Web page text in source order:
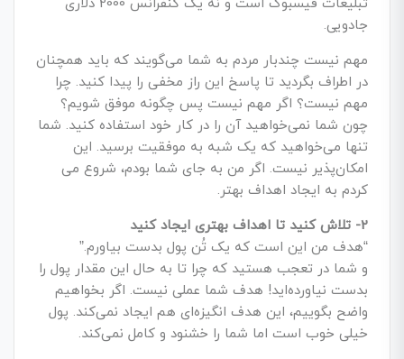
تبلیغات فیسبوک است و نه یک کنفرانس 2000 دلاری
جادویی.
مهم نیست چندبار مردم به شما می‌گویند که باید همچنان
در اطراف بگردید تا پاسخ این راز مخفی را پیدا کنید. چرا
مهم نیست؟ اگر مهم نیست پس چگونه موفق شویم؟
چون شما نمی­‌خواهید آن را در کار خود استفاده کنید. شما
تنها می­‌خواهید که یک شبه به موفقیت برسید. این
امکان‌­پذیر نیست. اگر من به جای شما بودم، شروع می­‌
کردم به ایجاد اهداف بهتر.
2- تلاش کنید تا اهداف بهتری ایجاد کنید
“هدف من این است که یک تُن پول بدست بیاورم.”
و شما در تعجب هستید که چرا تا به حال این مقدار پول را
بدست نیاورده‌­اید! هدف شما عملی نیست. اگر بخواهیم
واضح بگوییم، این هدف انگیزه‌­ای هم ایجاد نمی­‌کند. پول
خیلی خوب است اما شما را خشنود و کامل نمی­‌کند.